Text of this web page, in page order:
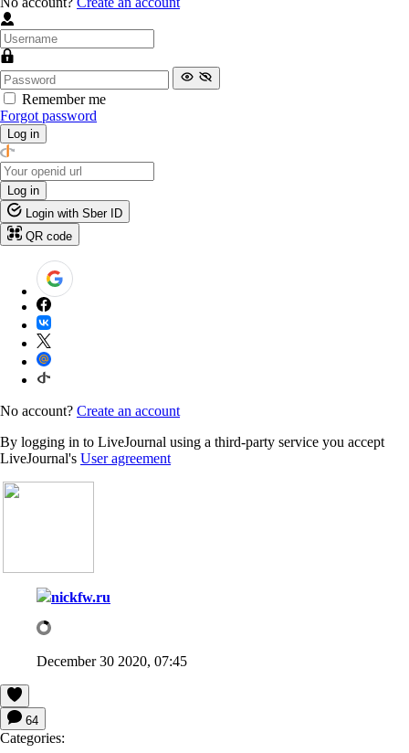
Remember me
Forgot password
Log in
Log in
Login with Sber ID
QR code
No account? Create an account
By logging in to LiveJournal using a third-party service you accept
LiveJournal's User agreement
nickfw.ru
December 30 2020, 07:45
64
Categories: